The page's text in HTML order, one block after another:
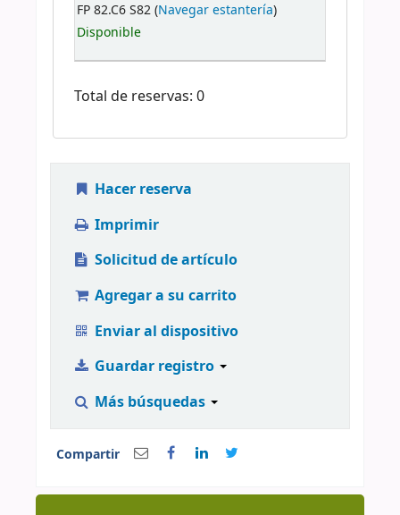
FP 82.C6 S82 (Navegar estantería)
Disponible
Total de reservas: 0
Hacer reserva
Imprimir
Solicitud de artículo
Agregar a su carrito
Enviar al dispositivo
Guardar registro
Más búsquedas
Compartir